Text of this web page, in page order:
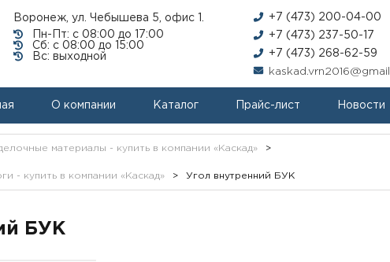
Воронеж, ул. Чебышева 5, офис 1.
Пн-Пт: с 08:00 до 17:00
Сб: с 08:00 до 15:00
Вс: выходной
+7 (473) 200-04-00
+7 (473) 237-50-17
+7 (473) 268-62-59
О компании Каталог Прайс-лист Новости
материалы - купить в компании «Каскад» >
- купить в компании «Каскад» > Угол внутренний БУК
БУК